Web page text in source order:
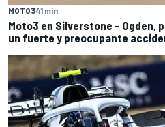
MOTO341 min
Moto3 en Silverstone – Ogden,
un fuerte y preocupante